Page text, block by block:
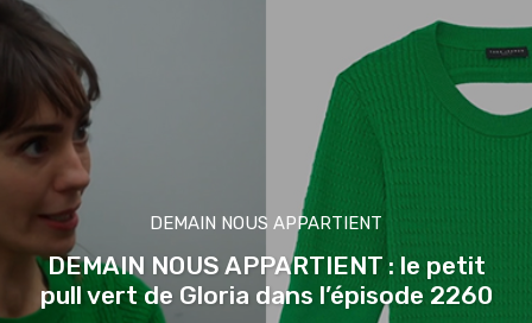
DEMAIN NOUS APPARTIENT
DEMAIN NOUS APPARTIENT : le petit
pull vert de Gloria dans l’épisode 2260